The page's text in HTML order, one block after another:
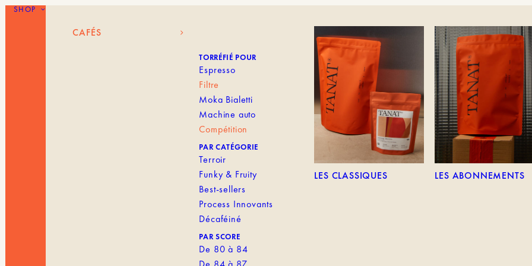
SHOP
CAFÉS
TORRÉFIÉ POUR
Espresso
Filtre
Moka Bialetti
Machine auto
Compétition
PAR CATÉGORIE
Terroir
Funky & Fruity
Best-sellers
Process Innovants
Décaféiné
PAR SCORE
De 80 à 84
LES CLASSIQUES LES ABONNEMENTS